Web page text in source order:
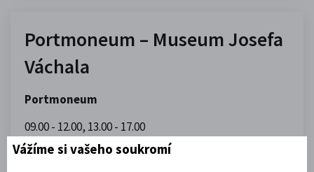
Portmoneum – Museum Josefa
Váchala
Portmoneum
09.00 - 12.00, 13.00 - 17.00
(platné od 1. 5. 2026 do 30. 9. 2026)
Vážíme si vašeho soukromí